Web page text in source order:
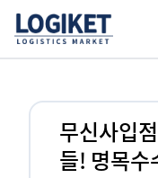
무신사입
들! 명목수